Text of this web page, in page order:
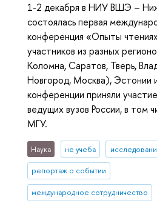
1-2 декабря в НИУ ВШЭ –
состоялась первая
конференция «Опыты
участников из разных
Коломна, Саратов, Тверь,
Новгород, Москва), Эстонии
конференции приняли
ведущих вузов России, в
МГУ.
Наука не учеба
репортаж о событии
международное сотрудничество